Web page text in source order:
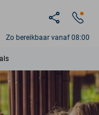
Zo bereikbaar vanaf 08:00